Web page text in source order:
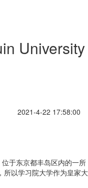
University
2021-4-22 17:58:00
于东京都丰岛区内的一所
所以学习院大学作为皇家大